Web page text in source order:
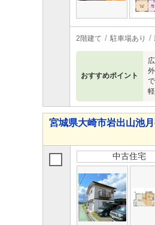
2階建て 駐車場あり
おすすめポイント
宮城県大崎市岩出山池
中古住宅